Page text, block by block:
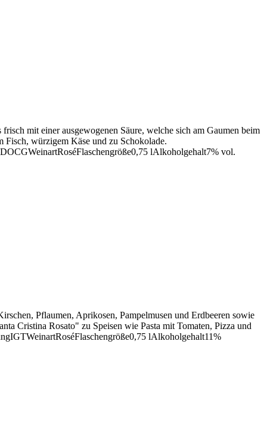
mit einer ausgewogenen Säure, welche sich am Gaumen beim
Fisch, würzigem Käse und zu Schokolade.
lAlkoholgehalt7% vol.
Pflaumen, Aprikosen, Pampelmusen und Erdbeeren sowie
Cristina Rosato" zu Speisen wie Pasta mit Tomaten, Pizza und
lAlkoholgehalt11%